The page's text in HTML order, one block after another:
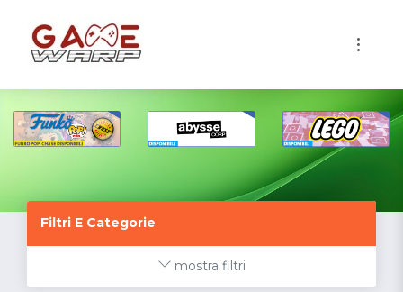
Filtri E Categorie
mostra filtri